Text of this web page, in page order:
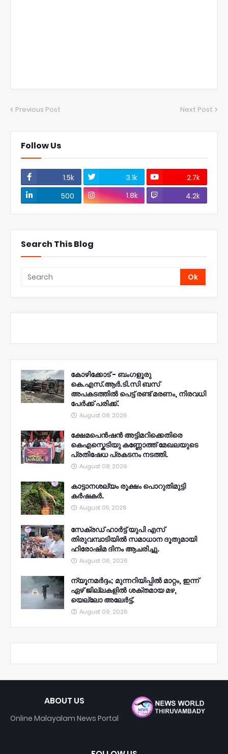
Previous Post Next Post
Follow Us
1.5k 3.1k
2.7k
500
1.8k 4.2k
Search This Blog
കോഴിക്കോട് - ബംഗളൂരു
കെ.എസ്.ആർ.ടി.സി ബസ്
അപകടത്തിൽ പെട്ട് രണ്ട് മരണം, നിരവധി
പേർക്ക് പരിക്ക്.
August 08, 2026
ക്ഷേമപെൻഷൻ അട്ടിമറിക്കെതിരെ
കെഎസ്കെടിയു കണ്ണോത്ത് മേഖലയുടെ
പ്രതിഷേധ പ്രകടനം നടത്തി.
August 08, 2026
കാട്ടാനശല്യം രൂക്ഷം പൊറുതിമുട്ടി
കർഷകർ.
August 05, 2026
സേക്രഡ് ഹാർട്ട് യുപി എസ്
തിരുവമ്പാടിയിൽ സമാധാന ദൂതുമായി
ഹിരോഷിമ ദിനം ആചരിച്ചു.
August 06, 2026
ന്യൂനമര്‍ദ്ദം; മുന്നറിയിപ്പില്‍ മാറ്റം, ഇന്ന്
ഏഴ് ജില്ലകളില്‍ ശക്തമായ മഴ,
യെല്ലോ അലേര്‍ട്ട്.
August 09, 2026
ABOUT US
Online Malayalam News Portal